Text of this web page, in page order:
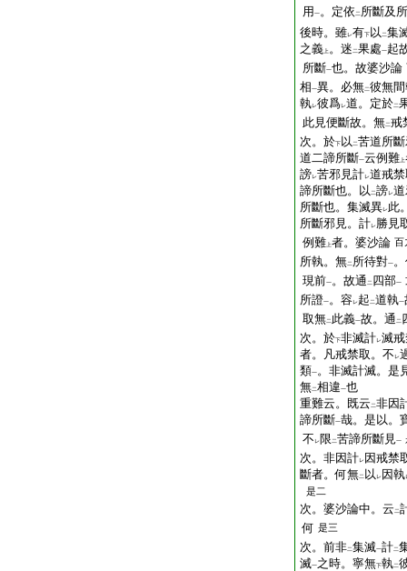
用 一。定依 二 所斷及
後時。雖レ有下 以 二集
之義 上 。迷 二果處一起
所斷一也。故婆沙論
相一異。必無二彼無
執レ彼爲レ道。定於二
此見便斷故。無二戒
次。於下 以 二苦道所
道二諦所斷一云例難 上
謗レ苦邪見計レ道戒
諦所斷也。以 二謗レ
所斷也。集滅異レ此
所斷邪見。計レ勝見
例難 上者。婆沙論 百
所執。無二 所待對一
現前一。故通 二 四部一
所證一。容レ起 二道執一
取無二 此義一故。通 二
次。於下非滅計レ滅
者。凡戒禁取。不 レ
類一。非滅計滅。是
無二相違一也
重難云。既云 二非因
諦所斷一哉。是以。
不 レ限 二苦諦所斷見一
次。非因計レ 因戒禁
斷者。何無二 以 レ 因執
是二
次。婆沙論中。云 二
何 是三
次。前非二集滅一計二
滅一之時。寧無下執二